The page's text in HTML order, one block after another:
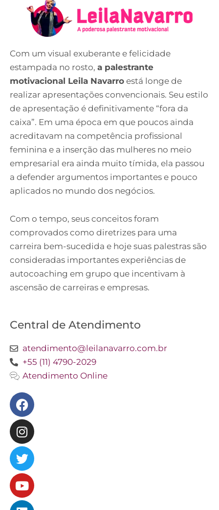
Com um visual exuberante e felicidade
estampada no rosto, a palestrante
motivacional Leila Navarro está longe de
realizar apresentações convencionais. Seu estilo
de apresentação é definitivamente “fora da
caixa”. Em uma época em que poucos ainda
acreditavam na competência profissional
feminina e a inserção das mulheres no meio
empresarial era ainda muito tímida, ela passou
a defender argumentos importantes e pouco
aplicados no mundo dos negócios.
Com o tempo, seus conceitos foram
comprovados como diretrizes para uma
carreira bem-sucedida e hoje suas palestras são
consideradas importantes experiências de
autocoaching em grupo que incentivam à
ascensão de carreiras e empresas.
Central de Atendimento
atendimento@leilanavarro.com.br
+55 (11) 4790-2029
Atendimento Online
Facebook
Instagram
Twitter
Youtube
Linkedin
Slideshare